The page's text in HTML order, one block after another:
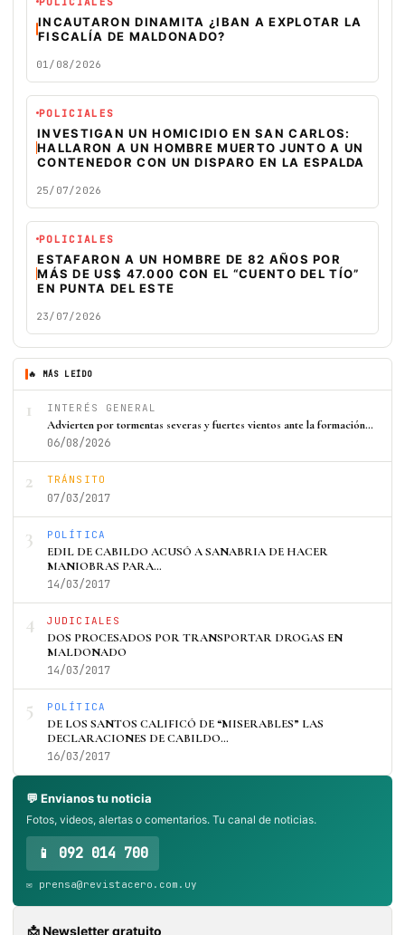
INCAUTARON DINAMITA ¿IBAN A EXPLOTAR LA
FISCALÍA DE MALDONADO?
01/08/2026
POLICIALES
INVESTIGAN UN HOMICIDIO EN SAN CARLOS:
HALLARON A UN HOMBRE MUERTO JUNTO A UN
CONTENEDOR CON UN DISPARO EN LA ESPALDA
25/07/2026
POLICIALES
ESTAFARON A UN HOMBRE DE 82 AÑOS POR
MÁS DE US$ 47.000 CON EL “CUENTO DEL TÍO”
EN PUNTA DEL ESTE
23/07/2026
🔥 MÁS LEÍDO
1 INTERÉS GENERAL
Advierten por tormentas severas y fuertes vientos ante la formación…
06/08/2026
2 TRÁNSITO
07/03/2017
3 POLÍTICA
EDIL DE CABILDO ACUSÓ A SANABRIA DE HACER
MANIOBRAS PARA…
14/03/2017
4 JUDICIALES
DOS PROCESADOS POR TRANSPORTAR DROGAS EN
MALDONADO
14/03/2017
5 POLÍTICA
DE LOS SANTOS CALIFICÓ DE “MISERABLES” LAS
DECLARACIONES DE CABILDO…
16/03/2017
💬 Envianos tu noticia
Fotos, videos, alertas o comentarios. Tu canal de noticias.
📱 092 014 700
✉️ prensa@revistacero.com.uy
📩 Newsletter gratuito